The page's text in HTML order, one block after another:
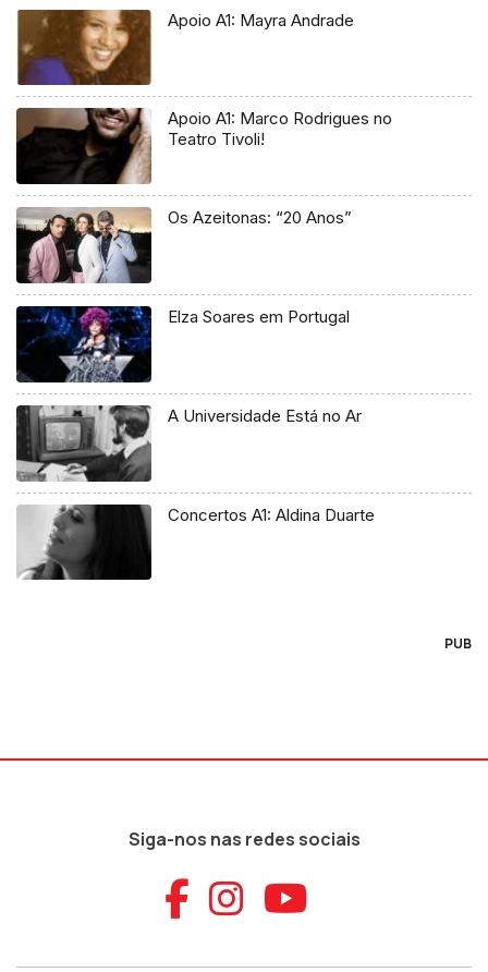
Apoio A1: Mayra Andrade
Apoio A1: Marco Rodrigues no
Teatro Tivoli!
Os Azeitonas: “20 Anos”
Elza Soares em Portugal
A Universidade Está no Ar
Concertos A1: Aldina Duarte
PUB
Siga-nos nas redes sociais
Aceder ao
Aceder ao
Aceder